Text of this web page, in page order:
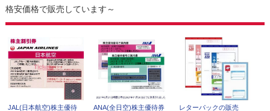
格安価格で販売しています～
JAL(日本航空)株主優待
ANA(全日空)株主優待券
レターパックの販売